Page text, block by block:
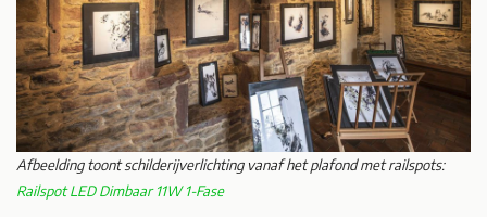
Afbeelding toont schilderijverlichting vanaf het plafond met railspots:
Railspot LED Dimbaar 11W 1-Fase